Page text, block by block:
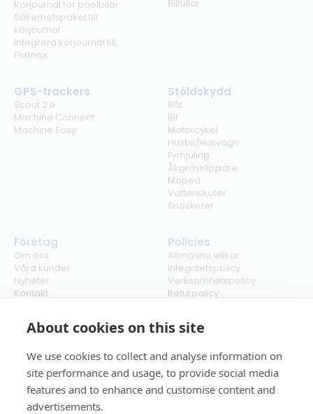
About cookies on this site
We use cookies to collect and analyse information on
site performance and usage, to provide social media
features and to enhance and customise content and
advertisements.
Körjournal för poolbilar
Säkerhetspaket till
körjournal
Integrera körjournal till
Fortnox
Biltullar
GPS-trackers
Scout 2.0
Machine Connect
Machine Easy
Stöldskydd
Båt
Bil
Motorcykel
Husbil/Husvagn
Fyrhjuling
Åkgräsklippare
Moped
Vattenskoter
Snöskoter
Företag
Om oss
Våra kunder
Nyheter
Kontakt
Policies
Allmänna villkor
Integritetspolicy
Verksamhetspolicy
Returpolicy
Cookies